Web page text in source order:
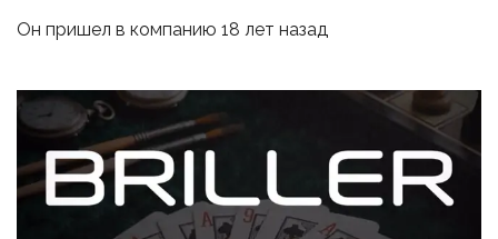
Он пришел в компанию 18 лет назад